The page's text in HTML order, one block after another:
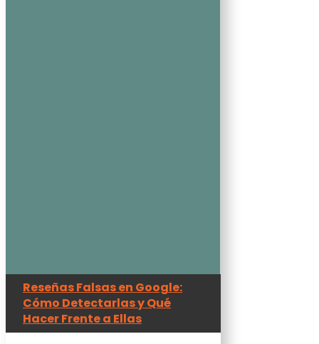
Reseñas Falsas en Google:
Cómo Detectarlas y Qué
Hacer Frente a Ellas